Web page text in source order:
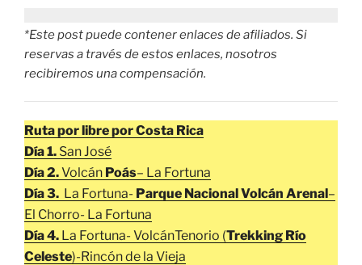
*Este post puede contener enlaces de afiliados. Si
reservas a través de estos enlaces, nosotros
recibiremos una compensación.
Ruta por libre por Costa Rica
Día 1. San José
Día 2.Volcán Poás– La Fortuna
Día 3. La Fortuna- Parque Nacional Volcán Arenal–
El Chorro- La Fortuna
Día 4. La Fortuna- VolcánTenorio (Trekking Río
Celeste)-Rincón de la Vieja